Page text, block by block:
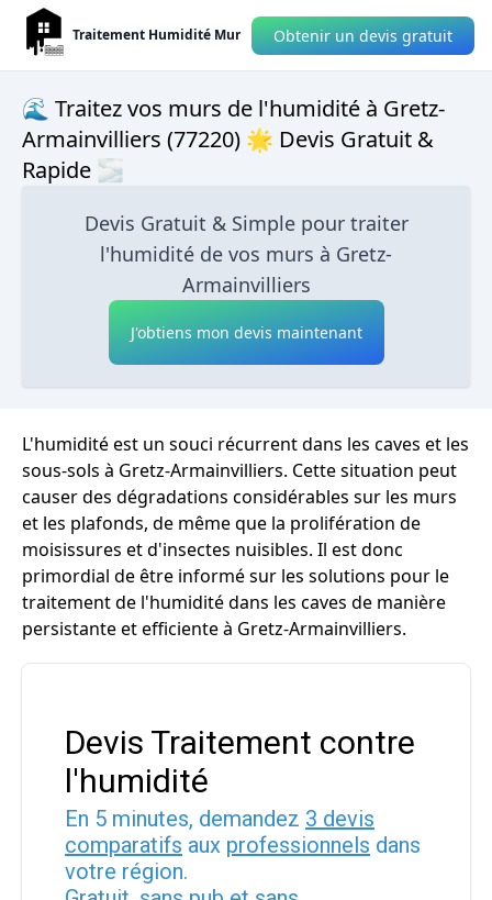
Traitement Humidité Mur Obtenir un devis gratuit
🌊 Traitez vos murs de l'humidité à Gretz-
Armainvilliers (77220) 🌟 Devis Gratuit &
Rapide 🌫
Devis Gratuit & Simple pour traiter
l'humidité de vos murs à Gretz-
Armainvilliers
J'obtiens mon devis maintenant
L'humidité est un souci récurrent dans les caves et les
sous-sols à Gretz-Armainvilliers. Cette situation peut
causer des dégradations considérables sur les murs
et les plafonds, de même que la prolifération de
moisissures et d'insectes nuisibles. Il est donc
primordial de être informé sur les solutions pour le
traitement de l'humidité dans les caves de manière
persistante et efficiente à Gretz-Armainvilliers.
Devis Traitement contre
l'humidité
En 5 minutes, demandez 3 devis
comparatifs aux professionnels dans
votre région.